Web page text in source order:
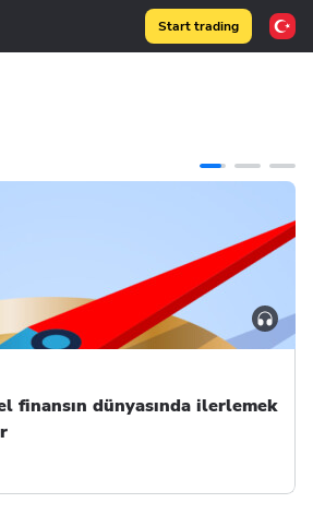
Start trading
finansın dünyasında ilerlemek